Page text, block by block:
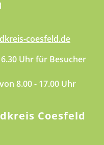
coesfeld.de
Uhr für Besucher
8.00 - 17.00 Uhr
Coesfeld